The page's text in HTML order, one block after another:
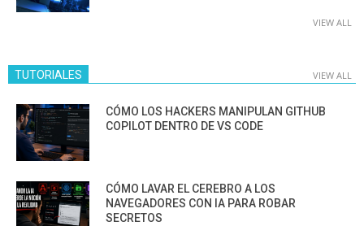
VIEW ALL
TUTORIALES VIEW ALL
CÓMO LOS HACKERS MANIPULAN GITHUB
COPILOT DENTRO DE VS CODE
CÓMO LAVAR EL CEREBRO A LOS
NAVEGADORES CON IA PARA ROBAR
SECRETOS